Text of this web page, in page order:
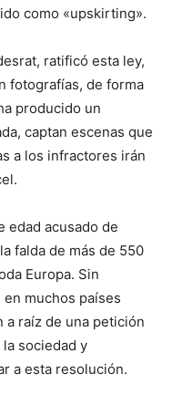
como «upskirting».
ratificó esta ley,
fotografías, de forma
producido un
captan escenas que
a los infractores irán
edad acusado de
falda de más de 550
Europa. Sin
muchos países
a raíz de una petición
sociedad y
a esta resolución.